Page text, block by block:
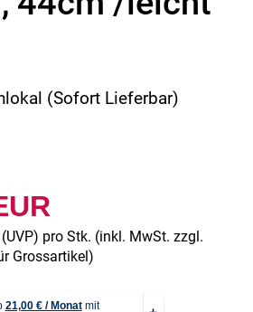
(Sofort Lieferbar)
UVP) pro Stk. (inkl. MwSt. zzgl.
Grossartikel)